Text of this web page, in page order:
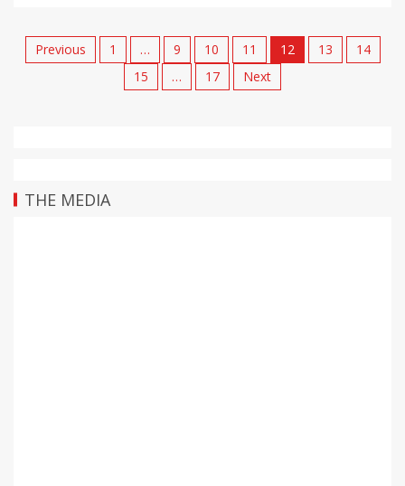
Previous 1 … 9 10 11 12 13
14
15
… 17 Next
THE MEDIA